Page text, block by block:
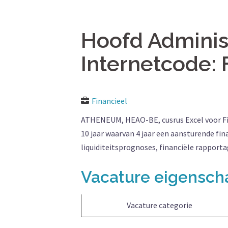
Hoofd
Internetcode:
Financieel
ATHENEUM, HEAO-BE, cusrus Excel voor
10 jaar waarvan 4 jaar een aansturende
liquiditeitsprognoses, financiële
Vacature
Vacature categorie